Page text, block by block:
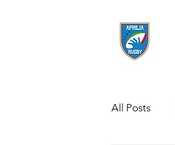
All Posts